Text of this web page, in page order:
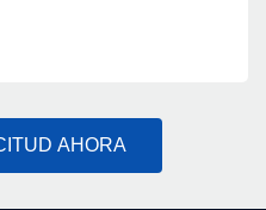
AHORA